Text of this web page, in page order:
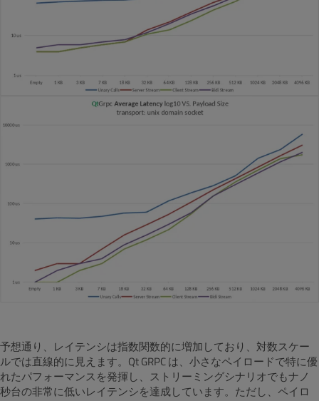
予想通り、レイテンシは指数関数的に増加しており、対数スケー
ルでは直線的に見えます。Qt GRPC は、小さなペイロードで特に優
れたパフォーマンスを発揮し、ストリーミングシナリオでもナノ
秒台の非常に低いレイテンシを達成しています。ただし、ペイロ